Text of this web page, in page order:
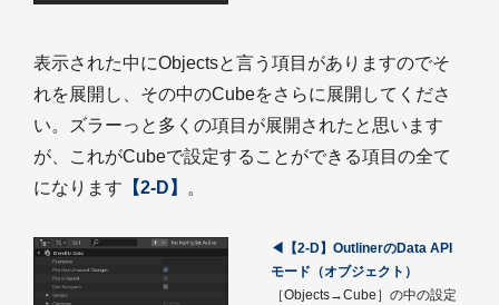
表示された中にObjectsと言う項目がありますのでそ
れを展開し、その中のCubeをさらに展開してくださ
い。ズラーっと多くの項目が展開されたと思います
が、これがCubeで設定することができる項目の全て
になります 【2-D】 。
◀【2-D】OutlinerのData API
モード（オブジェクト）
［Objects→Cube］の中の設定